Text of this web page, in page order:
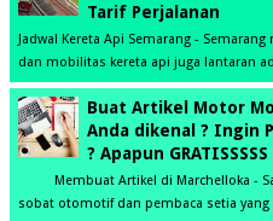
Tarif Perjalanan
Jadwal Kereta Api Semarang -
dan mobilitas kereta api juga lantaran
Buat Artikel Motor
Anda dikenal ? Ingin
? Apapun
Membuat Artikel di Marchelloka -
sobat otomotif dan pembaca setia